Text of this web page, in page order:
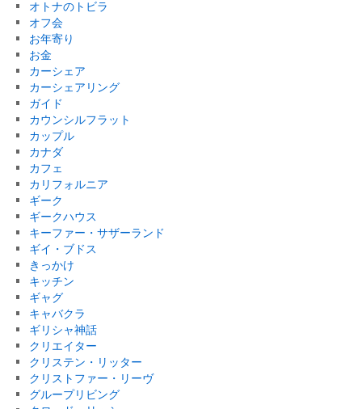
オトナのトビラ
オフ会
お年寄り
お金
カーシェア
カーシェアリング
ガイド
カウンシルフラット
カップル
カナダ
カフェ
カリフォルニア
ギーク
ギークハウス
キーファー・サザーランド
ギイ・ブドス
きっかけ
キッチン
ギャグ
キャバクラ
ギリシャ神話
クリエイター
クリステン・リッター
クリストファー・リーヴ
グループリビング